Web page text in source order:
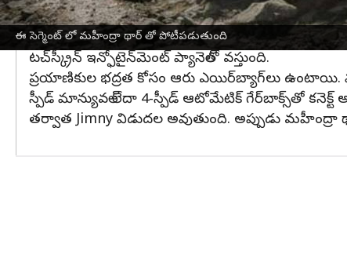
ఈ సెగ్మెంట్ లో మహీంద్రా థార్ తో పోటీపడుతుంది
ప్రయాణికుల భద్రత కోసం ఆరు
.ఆల్-బ్లాక్ డ్యాష్‌బోర్డ్, ఆటోమేటిక్ క్లైమేట్ కంట్రోల్, క్రూయిజ్
టచ్‌స్క్రీన్ ఇన్ఫోటైన్‌మెంట్ ప్యానెల్‌తో వస్తుంది.
ప్రయాణికుల భద్రత కోసం ఆరు ఎయిర్‌బ్యాగ్‌లు ఉంటాయి.
స్పీడ్ మాన్యువల్ లేదా 4-స్పీడ్ ఆటోమేటిక్ గేర్‌బాక్స్‌తో
తర్వాత Jimny విడుదల అవుతుంది. అప్పుడు